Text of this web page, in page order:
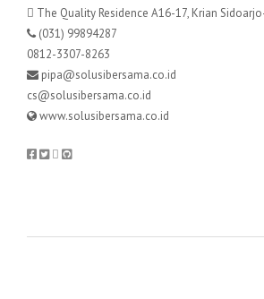
The Quality Residence A16-17, Krian
(031) 99894287
0812-3307-8263
pipa@solusibersama.co.id
cs@solusibersama.co.id
www.solusibersama.co.id